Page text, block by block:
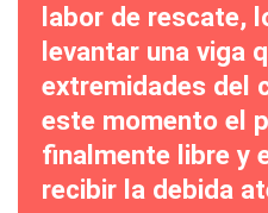
labor de rescate,
levantar una viga
extremidades del
este momento el
finalmente libre y
recibir la debida